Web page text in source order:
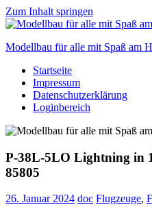
Zum Inhalt springen
Modellbau für alle mit Spaß am
Scale
modelling
to
Startseite
Impressum
Datenschutzerklärung
Loginbereich
P-38L-5LO Lightning in
85805
26. Januar 2024 doc Flugzeuge,